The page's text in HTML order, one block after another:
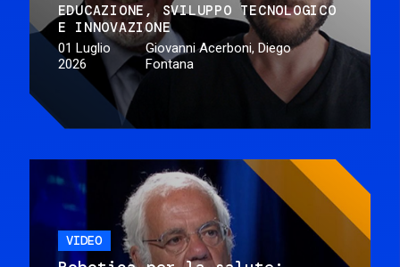
EDUCAZIONE
SVILUPPO TECNOLOGICO
E INNOVAZIONE
01 Luglio
2026
Giovanni Acerboni, Diego
Fontana
VIDEO